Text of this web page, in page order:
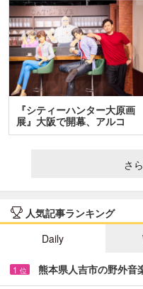
『シティーハンター大原画
展』大阪で開幕、アルコ
＆…
さ
人気記事ランキング
Daily
1 位 熊本県人吉市の野外